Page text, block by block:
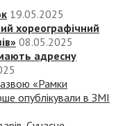
19.05.2025
хореографічний
08.05.2025
адресну
«‎Рамки
опублікували в ЗМІ